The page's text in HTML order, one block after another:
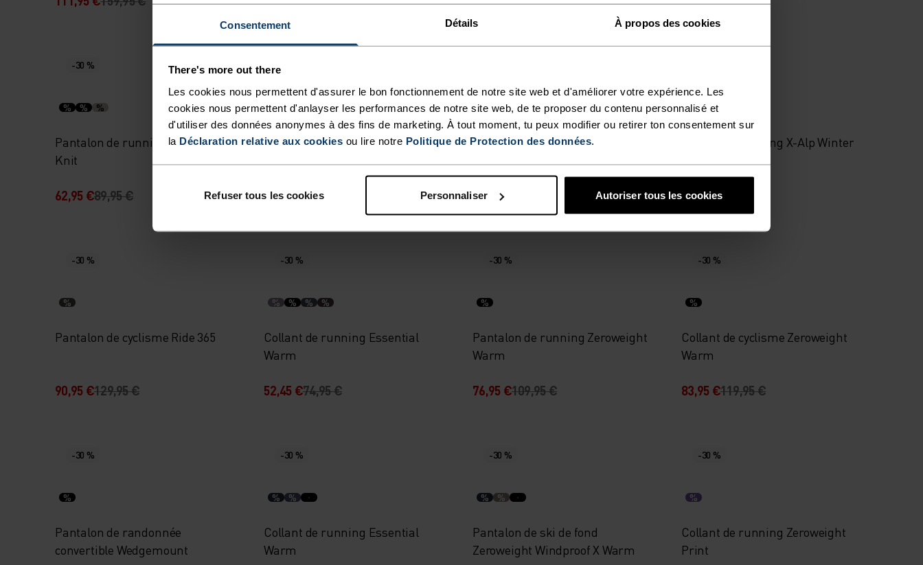
Consentement Détails À propos des cookies
There's more out there
Les cookies nous permettent d'assurer le bon fonctionnement de notre site web et d'améliorer votre expérience. Les
cookies nous permettent d'anlayser les performances de notre site web, de te proposer du contenu personnalisé et
d'utiliser des données anonymes à des fins de marketing. À tout moment, tu peux modifier ou retirer ton consentement sur
la Déclaration relative aux cookies ou lire notre Politique de Protection des données.
Refuser tous les cookies Personnaliser Autoriser tous les cookies
-30 %
% % %
Pantalon de running Active 365
Knit
62,95 €89,95 €
%
Cuissard Long Zeroweight Warm
104,95 €149,95 €
% %
Pantalon de ski de fond Langnes
89,95 €
% %
Collant de running X-Alp Winter
65,95 €109,95 €
-30 %
%
Pantalon de cyclisme Ride 365
90,95 €129,95 €
-30 %
% % % %
Collant de running Essential
Warm
52,45 €74,95 €
-30 %
%
Pantalon de running Zeroweight
Warm
76,95 €109,95 €
-30 %
%
Collant de cyclisme Zeroweight
Warm
83,95 €119,95 €
-30 %
%
Pantalon de randonnée
convertible Wedgemount
-30 %
% %
Collant de running Essential
Warm
-30 %
% %
Pantalon de ski de fond
Zeroweight Windproof X Warm
-30 %
%
Collant de running Zeroweight
Print